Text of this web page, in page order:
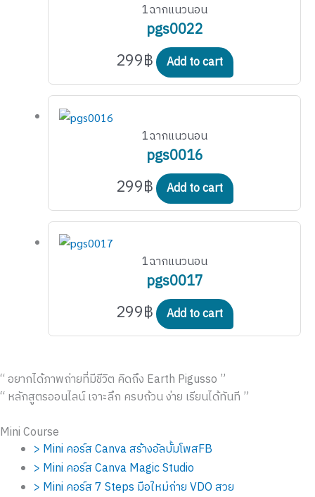
1ฉากแนวนอน
pgs0022
299฿ Add to cart
1ฉากแนวนอน
pgs0016
299฿ Add to cart
1ฉากแนวนอน
pgs0017
299฿ Add to cart
“ อยากได้ภาพถ่ายที่มีชีวิต คิดถึง Earth Pigusso ”
“ หลักสูตรออนไลน์ เจาะลึก ครบถ้วน ง่าย เรียนได้ทันที ”
Mini Course
> Mini คอร์ส Canva สร้างอัลบั้มโพสFB
> Mini คอร์ส Canva Magic Studio
> Mini คอร์ส 7 Steps มือใหม่ถ่าย VDO สวย